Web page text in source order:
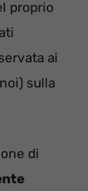
proprio
ai
sulla
di